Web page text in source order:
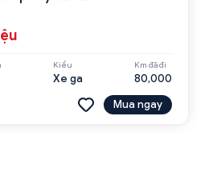
Kiểu
Xe ga
Km đã đi
80,000
Mua ngay